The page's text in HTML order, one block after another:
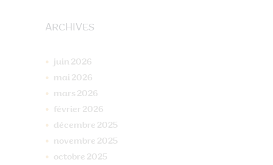
ARCHIVES
juin 2026
mai 2026
mars 2026
février 2026
décembre 2025
novembre 2025
octobre 2025